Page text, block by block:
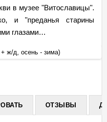
в музее "Витославицы".
и "преданья старины
глазами…
+ ж/д, осень - зима)
ОТЗЫВЫ